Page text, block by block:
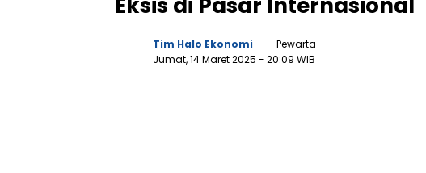
Tim Halo Ekonomi
- Pewarta
Jumat, 14 Maret 2025 - 20:09 WIB